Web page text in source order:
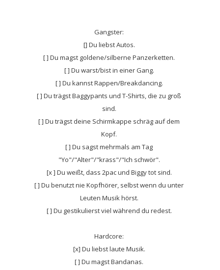
Gangster:
[] Du liebst Autos.
[ ] Du magst goldene/silberne Panzerketten.
[ ] Du warst/bist in einer Gang.
[ ] Du kannst Rappen/Breakdancing.
[ ] Du trägst Baggypants und T-Shirts, die zu groß
sind.
[ ] Du trägst deine Schirmkappe schräg auf dem
Kopf.
[ ] Du sagst mehrmals am Tag
"Yo"/"Alter"/"krass"/"Ich schwör".
[x ] Du weißt, dass 2pac und Biggy tot sind.
[ ] Du benutzt nie Kopfhörer, selbst wenn du unter
Leuten Musik hörst.
[ ] Du gestikulierst viel während du redest.
Hardcore:
[x] Du liebst laute Musik.
[ ] Du magst Bandanas.